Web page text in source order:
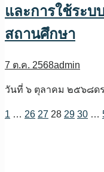
และการใช้ระบ
สถานศึกษา
7 ต.ค. 2568admin
วันที่ ๖ ตุลาคม ๒๕๖๘ด
1 … 26 27 28 29 30 …